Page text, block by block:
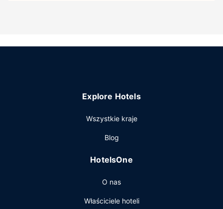
Explore Hotels
Wszystkie kraje
Blog
HotelsOne
O nas
Właściciele hoteli